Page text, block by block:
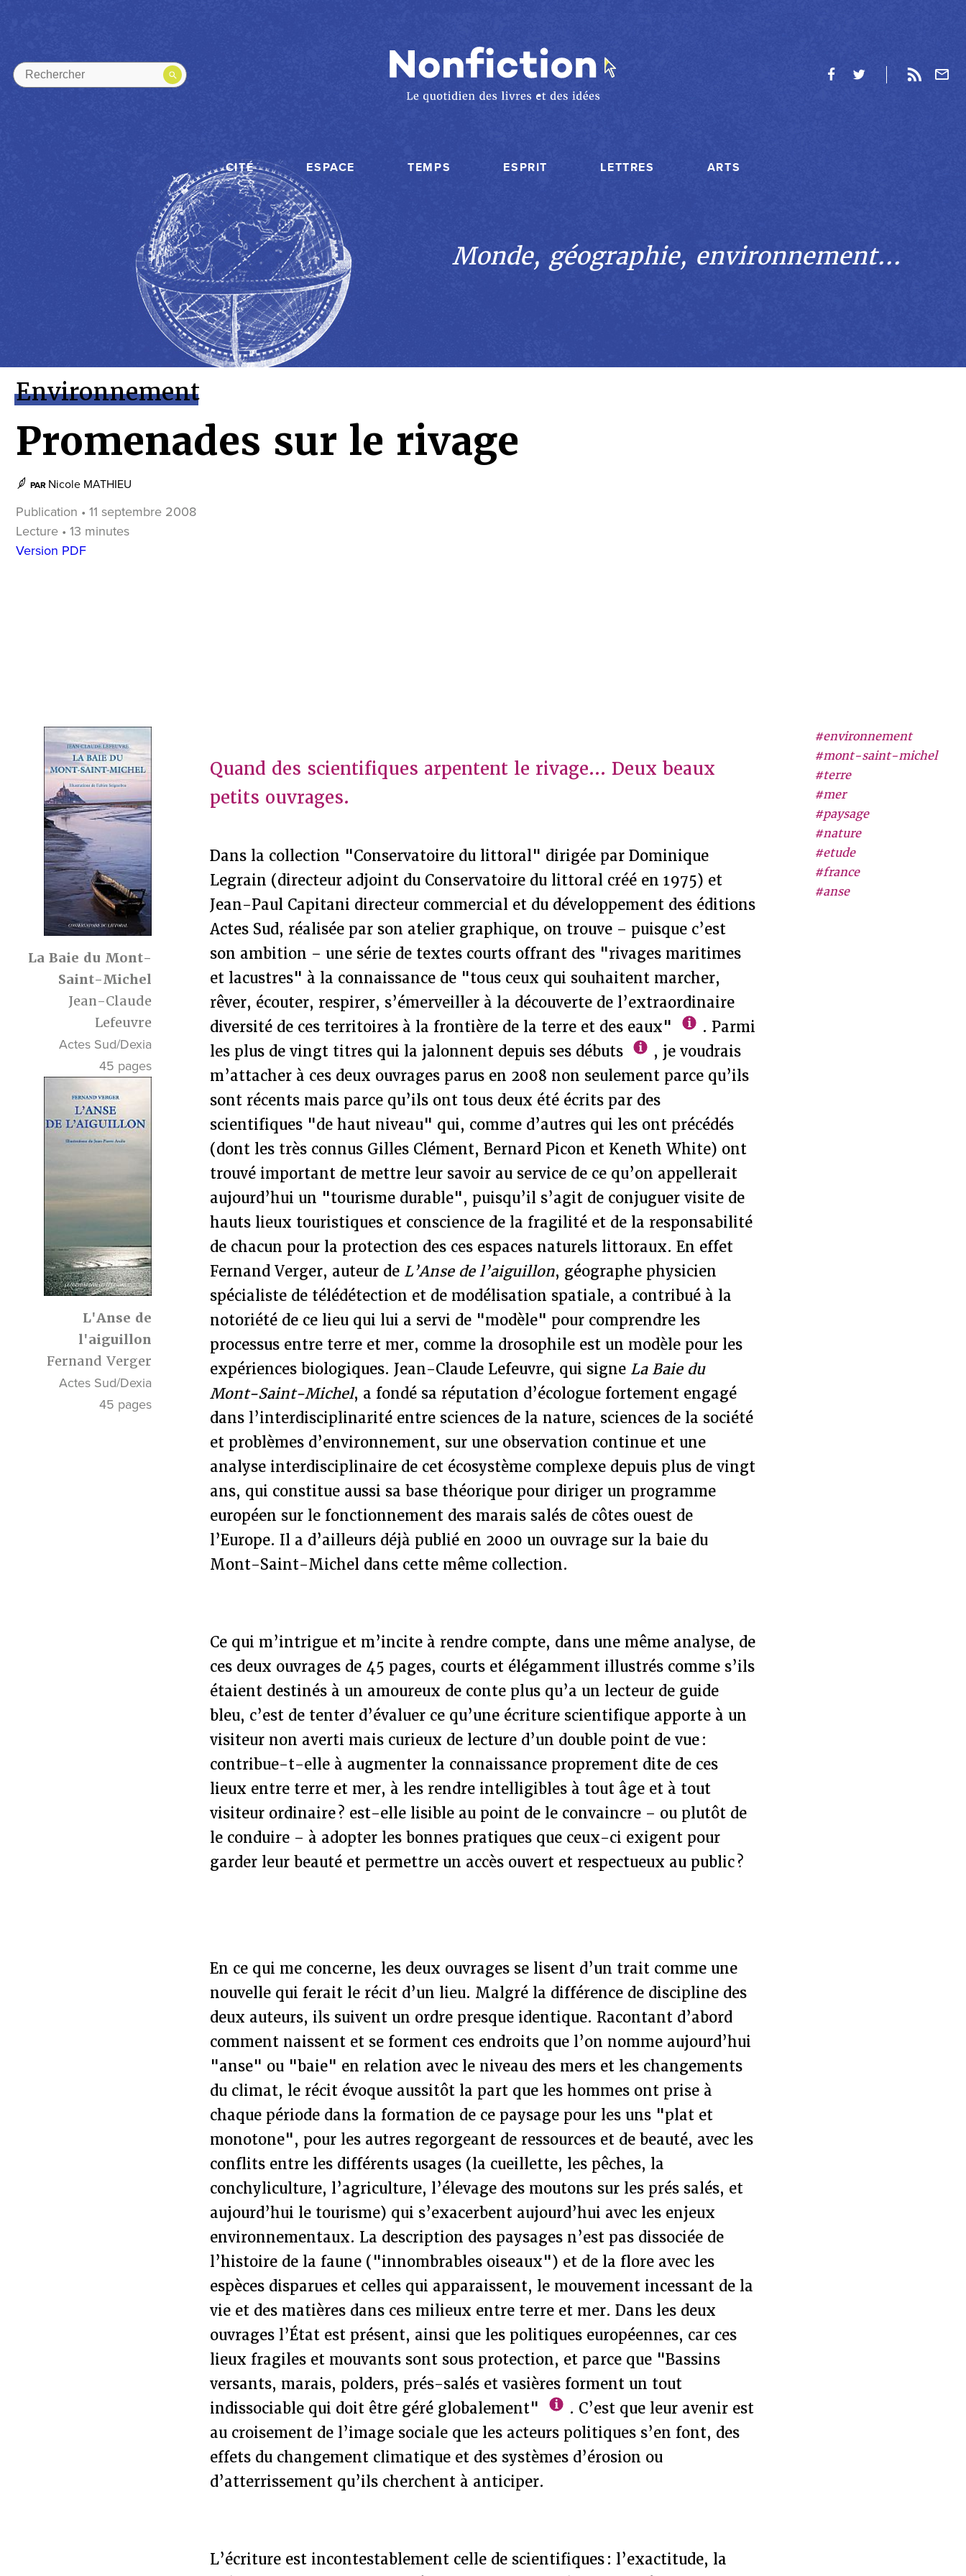
CITÉ ESPACE TEMPS ESPRIT LETTRES ARTS
Monde, géographie, environnement...
Environnement
Promenades sur le rivage
PAR Nicole MATHIEU
Publication • 11 septembre 2008
Lecture • 13 minutes
Version PDF
La Baie du Mont-
Saint-Michel
Jean-Claude
Lefeuvre
Actes Sud/Dexia
45 pages
L'Anse de
l'aiguillon
Fernand Verger
Actes Sud/Dexia
45 pages
#environnement
#mont-saint-michel
#terre
#mer
#paysage
#nature
#etude
#france
#anse
Quand des scientifiques arpentent le rivage... Deux beaux
petits ouvrages.
Dans la collection "Conservatoire du littoral" dirigée par Dominique
Legrain (directeur adjoint du Conservatoire du littoral créé en 1975) et
Jean-Paul Capitani directeur commercial et du développement des éditions
Actes Sud, réalisée par son atelier graphique, on trouve – puisque c’est
son ambition – une série de textes courts offrant des "rivages maritimes
et lacustres" à la connaissance de "tous ceux qui souhaitent marcher,
rêver, écouter, respirer, s’émerveiller à la découverte de l’extraordinaire
diversité de ces territoires à la frontière de la terre et des eaux"
. Parmi
les plus de vingt titres qui la jalonnent depuis ses débuts
, je voudrais
m’attacher à ces deux ouvrages parus en 2008 non seulement parce qu’ils
sont récents mais parce qu’ils ont tous deux été écrits par des
scientifiques "de haut niveau" qui, comme d’autres qui les ont précédés
(dont les très connus Gilles Clément, Bernard Picon et Keneth White) ont
trouvé important de mettre leur savoir au service de ce qu’on appellerait
aujourd’hui un "tourisme durable", puisqu’il s’agit de conjuguer visite de
hauts lieux touristiques et conscience de la fragilité et de la responsabilité
de chacun pour la protection des ces espaces naturels littoraux. En effet
Fernand Verger, auteur de L’Anse de l’aiguillon, géographe physicien
spécialiste de télédétection et de modélisation spatiale, a contribué à la
notoriété de ce lieu qui lui a servi de "modèle" pour comprendre les
processus entre terre et mer, comme la drosophile est un modèle pour les
expériences biologiques. Jean-Claude Lefeuvre, qui signe La Baie du
Mont-Saint-Michel, a fondé sa réputation d’écologue fortement engagé
dans l’interdisciplinarité entre sciences de la nature, sciences de la société
et problèmes d’environnement, sur une observation continue et une
analyse interdisciplinaire de cet écosystème complexe depuis plus de vingt
ans, qui constitue aussi sa base théorique pour diriger un programme
européen sur le fonctionnement des marais salés de côtes ouest de
l’Europe. Il a d’ailleurs déjà publié en 2000 un ouvrage sur la baie du
Mont-Saint-Michel dans cette même collection.
Ce qui m’intrigue et m’incite à rendre compte, dans une même analyse, de
ces deux ouvrages de 45 pages, courts et élégamment illustrés comme s’ils
étaient destinés à un amoureux de conte plus qu’a un lecteur de guide
bleu, c’est de tenter d’évaluer ce qu’une écriture scientifique apporte à un
visiteur non averti mais curieux de lecture d’un double point de vue :
contribue-t-elle à augmenter la connaissance proprement dite de ces
lieux entre terre et mer, à les rendre intelligibles à tout âge et à tout
visiteur ordinaire ? est-elle lisible au point de le convaincre – ou plutôt de
le conduire – à adopter les bonnes pratiques que ceux-ci exigent pour
garder leur beauté et permettre un accès ouvert et respectueux au public ?
En ce qui me concerne, les deux ouvrages se lisent d’un trait comme une
nouvelle qui ferait le récit d’un lieu. Malgré la différence de discipline des
deux auteurs, ils suivent un ordre presque identique. Racontant d’abord
comment naissent et se forment ces endroits que l’on nomme aujourd’hui
"anse" ou "baie" en relation avec le niveau des mers et les changements
du climat, le récit évoque aussitôt la part que les hommes ont prise à
chaque période dans la formation de ce paysage pour les uns "plat et
monotone", pour les autres regorgeant de ressources et de beauté, avec les
conflits entre les différents usages (la cueillette, les pêches, la
conchyliculture, l’agriculture, l’élevage des moutons sur les prés salés, et
aujourd’hui le tourisme) qui s’exacerbent aujourd’hui avec les enjeux
environnementaux. La description des paysages n’est pas dissociée de
l’histoire de la faune ("innombrables oiseaux") et de la flore avec les
espèces disparues et celles qui apparaissent, le mouvement incessant de la
vie et des matières dans ces milieux entre terre et mer. Dans les deux
ouvrages l’État est présent, ainsi que les politiques européennes, car ces
lieux fragiles et mouvants sont sous protection, et parce que "Bassins
versants, marais, polders, prés-salés et vasières forment un tout
indissociable qui doit être géré globalement"
. C’est que leur avenir est
au croisement de l’image sociale que les acteurs politiques s’en font, des
effets du changement climatique et des systèmes d’érosion ou
d’atterrissement qu’ils cherchent à anticiper.
L’écriture est incontestablement celle de scientifiques : l’exactitude, la